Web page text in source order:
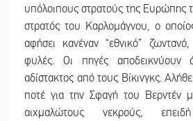
υπόλοιπους στρατούς της Ευρώπης
στρατός του Καρλομάγνου, ο
αφήσει κανέναν “εθνικό”
φυλές. Οι πηγές αποδεικνύουν
αδίστακτος από τους Βίκινγκς.
ποτέ για την Σφαγή του Βερντέν
αιχμαλώτους νεκρούς,